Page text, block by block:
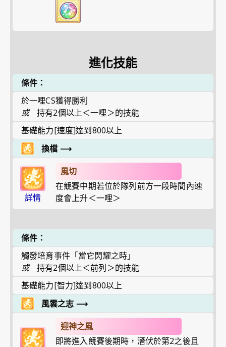
進化技能
條件：
於一哩CS獲得勝利
或
持有2個以上＜一哩＞的技能
基礎能力[速度]達到800以上
換檔 ⟶
詳情
風切
在競賽中期若位於隊列前方一段時間內速
度會上升＜一哩＞
條件：
觸發培育事件「當它閃耀之時」
或
持有2個以上＜前列＞的技能
基礎能力[智力]達到800以上
風雲之志 ⟶
迎神之風
即將進入競賽後期時，潛伏於第2之後且